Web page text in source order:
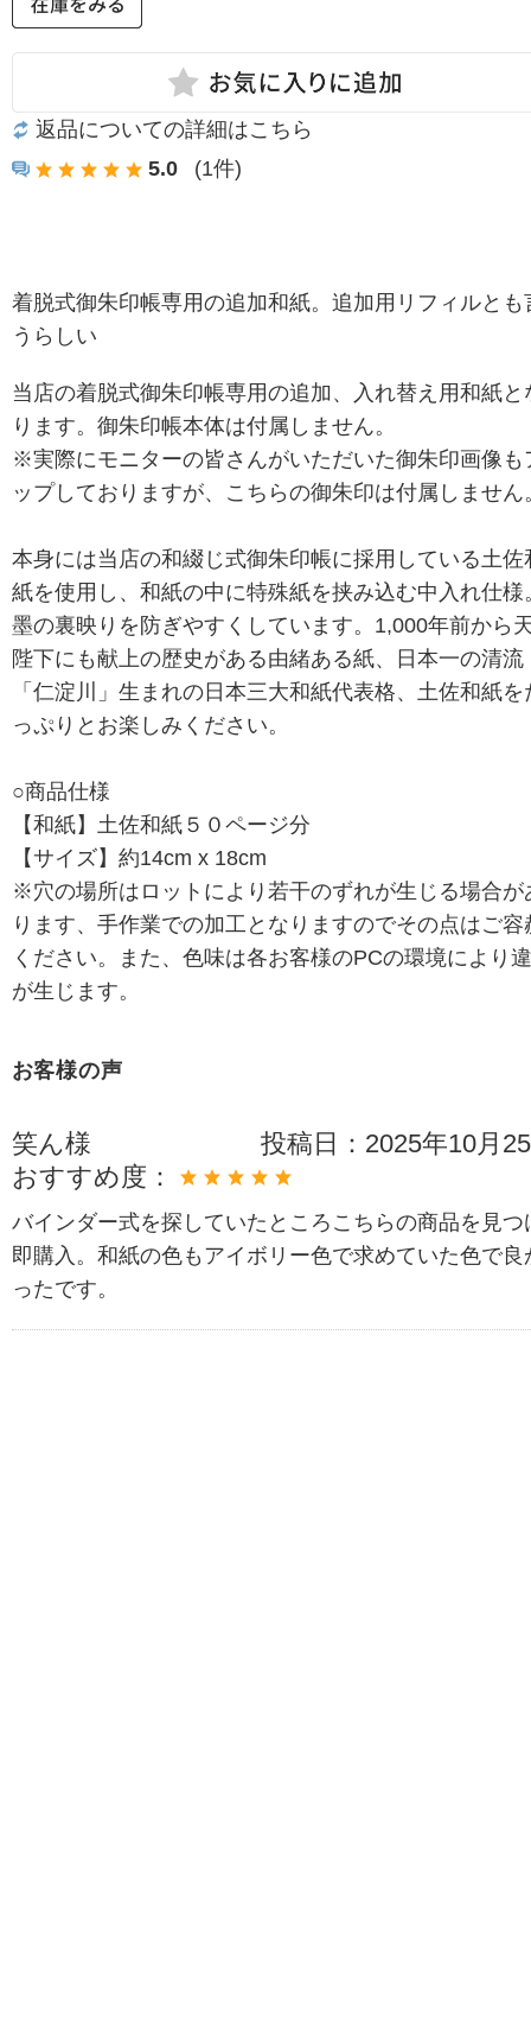
返品についての詳細はこちら
5.0
(1件)
着脱式御朱印帳専用の追加和紙。追加用リフィルとも
うらしい
当店の着脱式御朱印帳専用の追加、入れ替え用和紙と
ります。御朱印帳本体は付属しません。
※実際にモニターの皆さんがいただいた御朱印画像も
ップしておりますが、こちらの御朱印は付属しません
本身には当店の和綴じ式御朱印帳に採用している土佐
紙を使用し、和紙の中に特殊紙を挟み込む中入れ仕様
墨の裏映りを防ぎやすくしています。1,000年前から
陛下にも献上の歴史がある由緒ある紙、日本一の清流
「仁淀川」生まれの日本三大和紙代表格、土佐和紙を
っぷりとお楽しみください。
○商品仕様
【和紙】土佐和紙５０ページ分
【サイズ】約14cm x 18cm
※穴の場所はロットにより若干のずれが生じる場合が
ります、手作業での加工となりますのでその点はご容
ください。また、色味は各お客様のPCの環境により
が生じます。
お客様の声
笑ん様 投稿日： 2025年10月
おすすめ度：
バインダー式を探していたところこちらの商品を見つ
即購入。和紙の色もアイボリー色で求めていた色で良
ったです。